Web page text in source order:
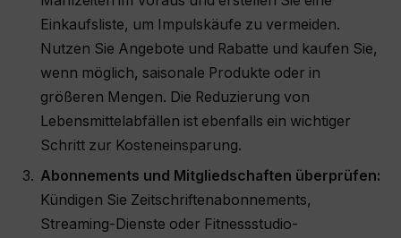
Einkaufsliste, um Impulskäufe zu vermeiden.
Nutzen Sie Angebote und Rabatte und kaufen Sie,
wenn möglich, saisonale Produkte oder in
größeren Mengen. Die Reduzierung von
Lebensmittelabfällen ist ebenfalls ein wichtiger
Schritt zur Kosteneinsparung.
Abonnements und Mitgliedschaften überprüfen:
Kündigen Sie Zeitschriftenabonnements,
Streaming-Dienste oder Fitnessstudio-